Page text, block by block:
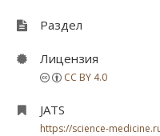
Раздел
Лицензия
CC BY 4.0
JATS
https://science-